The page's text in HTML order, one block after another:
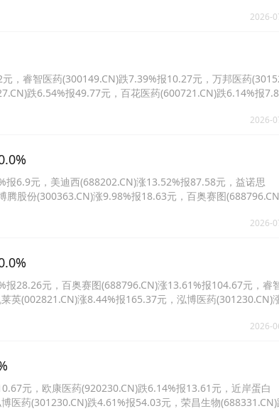
2026-
，睿智医药(300149.CN)跌7.39%报10.27元，万邦医药
跌6.54%报49.77元，百花医药(600721.CN)跌6.14%报
2026-
6.9元，美迪西(688202.CN)涨13.52%报87.58元，益诺思
股份(300363.CN)涨9.98%报18.63元，百奥赛图
2026-
28.26元，百奥赛图(688796.CN)涨13.61%报104.67元，睿
英(002821.CN)涨8.44%报165.37元，泓博医药(301230.CN)
2026-
元，欧康医药(920230.CN)跌6.14%报13.61元，近岸蛋白
医药(301230.CN)跌4.61%报54.03元，荣昌生物(688331.CN)